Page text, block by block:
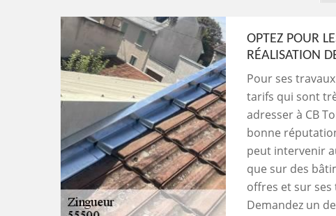
OPTEZ POUR
RÉALISATION
Pour ses
tarifs qui sont
adresser à CB
bonne
peut intervenir
que sur des
offres et sur ses
Demandez un